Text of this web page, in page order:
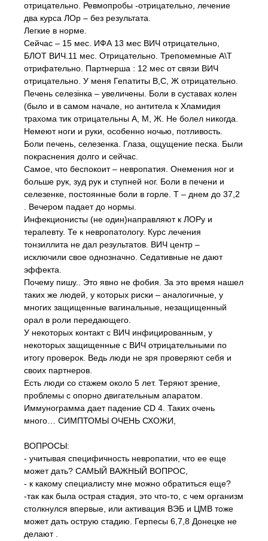
отрицательно. Ревмопробы -отрицательно, лечение
два курса ЛОр – без результата.
Легкие в норме.
Сейчас – 15 мес. ИФА 13 мес ВИЧ отрицательно,
БЛОТ ВИЧ.11 мес. Отрицательно. Трепомемные А\Т
отрифательно. Партнерша : 12 мес от связи ВИЧ
отрицательно. У меня Гепатиты В,С, Ж отрицательно.
Печень селезінка – увеличены. Боли в суставах колен
(было и в самом начале, но антитела к Хламидия
трахома тик отрицательны А, М, Ж. Не болел никогда.
Немеют ноги и руки, особенно ночью, потливость.
Боли печень, селезенка. Глаза, ощущение песка. Были
покраснения долго и сейчас.
Самое, что беспокоит – невропатия. Онемения ног и
больше рук, зуд рук и ступней ног. Боли в печени и
селезенке, постоянные боли в горле. Т – днем до 37,2
. Вечером падает до нормы.
Инфекционисты (не один)направляют к ЛОРу и
терапевту. Те к невропатологу. Курс лечения
тонзиллита не дал результатов. ВИЧ центр –
исключили свое однозначно. Седативные не дают
эффекта.
Почему пишу.. Это явно не фобия. За это время нашел
таких же людей, у которых риски – аналогичные, у
многих защищенные вагинальные, незащищенный
орал в роли передающего.
У некоторых контакт с ВИЧ инфицированным, у
некоторых защищенные с ВИЧ отрицательными по
итогу проверок. Ведь люди не зря проверяют себя и
своих партнеров.
Есть люди со стажем около 5 лет. Теряют зрение,
проблемы с опорно двигательным апаратом.
Иммунограмма дает падение СD 4. Таких очень
много… СИМПТОМЫ ОЧЕНЬ СХОЖИ,
ВОПРОСЫ:
- учитывая специфичность невропатии, что ее еще
может дать? САМЫЙ ВАЖНЫЙ ВОПРОС,
- к какому специалисту мне можно обратиться еще?
-так как была острая стадия, это что-то, с чем организм
столкнулся впервые, или активация ВЭБ и ЦМВ тоже
может дать острую стадию. Герпесы 6,7,8 Донецке не
делают .